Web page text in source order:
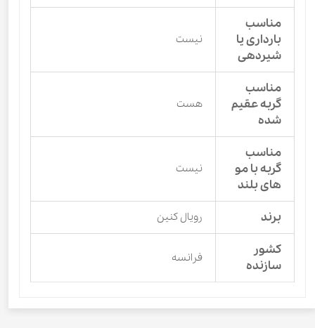
مناسب
بارداری یا
شیردهی
نیست
مناسب
گربه عقیم
شده
هست
مناسب
گربه با مو
های بلند
نیست
برند رویال کنین
کشور
سازنده
فرانسه